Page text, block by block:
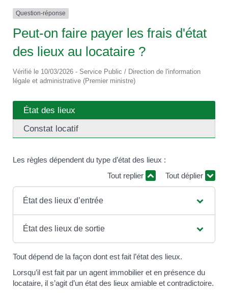
Question-réponse
Peut-on faire payer les frais d'état
des lieux au locataire ?
Vérifié le 10/03/2026 - Service Public / Direction de l'information
légale et administrative (Premier ministre)
État des lieux
Constat locatif
Les règles dépendent du type d’état des lieux :
Tout replier
Tout déplier
État des lieux d’entrée
État des lieux de sortie
Tout dépend de la façon dont est fait l’état des lieux.
Lorsqu’il est fait par un agent immobilier et en présence du
locataire, il s’agit d’un état des lieux amiable et contradictoire.